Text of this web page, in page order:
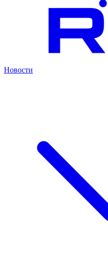
Новости